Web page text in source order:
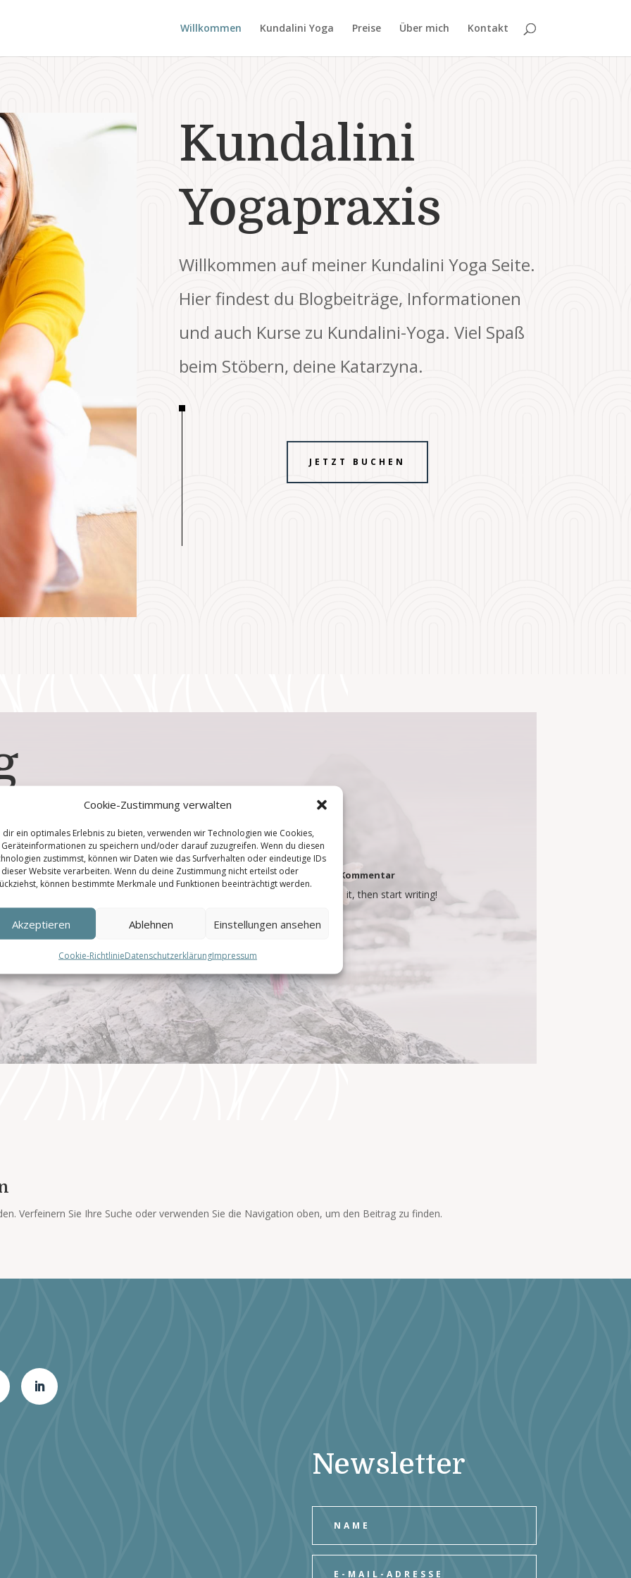
Cookie-Zustimmung verwalten
dir ein optimales Erlebnis zu bieten, verwenden wir Technologien wie Cookies,
zu speichern und/oder darauf zuzugreifen. Wenn du diesen
zustimmst, können wir Daten wie das Surfverhalten oder eindeutige IDs
Website verarbeiten. Wenn du deine Zustimmung nicht erteilst oder
können bestimmte Merkmale und Funktionen beeinträchtigt werden.
Akzeptieren Ablehnen Einstellungen ansehen
Cookie-RichtlinieDatenschutzerklärungImpressum
Willkommen Kundalini Yoga Preise Über mich Kontakt
Kundalini
Yogapraxis
Willkommen auf meiner Kundalini Yoga Seite.
Hier findest du Blogbeiträge, Informationen
und auch Kurse zu Kundalini-Yoga. Viel Spaß
beim Stöbern, deine Katarzyna.
JETZT BUCHEN
Hello world!
vonKatarzyna|Juli 14, 2021|Uncategorized | 1 Kommentar
Welcome to WordPress. This is your first post. Edit or delete it, then start writing!
Verfeinern Sie Ihre Suche oder verwenden Sie die Navigation oben, um den Beitrag zu finden.
Newsletter